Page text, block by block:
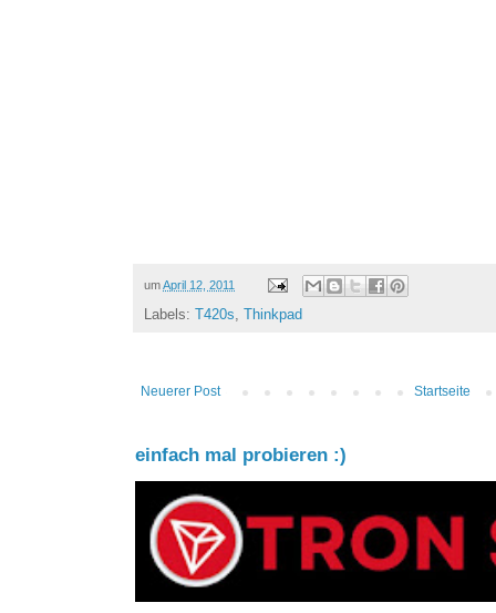
umApril 12, 2011
Labels: T420s, Thinkpad
Neuerer Post Startseite
einfach mal probieren :)